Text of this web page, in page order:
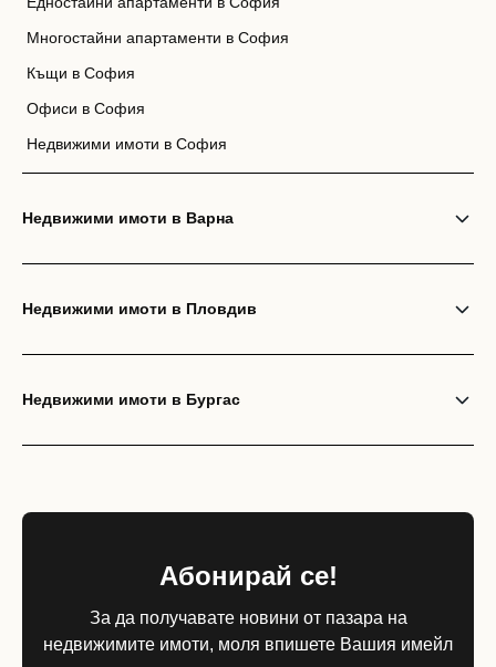
Многостайни апартаменти в София
Къщи в София
Офиси в София
Недвижими имоти в София
Недвижими имоти в Варна
Недвижими имоти в Пловдив
Недвижими имоти в Бургас
Абонирай се!
За да получавате новини от пазара на
недвижимите имоти, моля впишете Вашия имейл